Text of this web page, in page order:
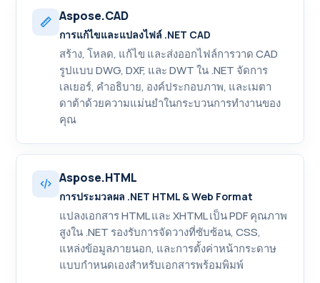
Aspose.CAD
การแก้ไขและแปลงไฟล์ .NET CAD
สร้าง, โหลด, แก้ไข และส่งออกไฟล์การวาด CAD
รูปแบบ DWG, DXF, และ DWT ใน .NET จัดการ
เลเยอร์, คำอธิบาย, องค์ประกอบภาพ, และเมตา
ดาต้าด้วยความแม่นยำในกระบวนการทำงานของ
คุณ
Aspose.HTML
การประมวลผล .NET HTML & Web Format
แปลงเอกสาร HTML และ XHTML เป็น PDF คุณภาพ
สูงใน .NET รองรับการจัดวางที่ซับซ้อน, CSS,
แหล่งข้อมูลภายนอก, และการตั้งค่าหน้ากระดาษ
แบบกำหนดเองสำหรับเอกสารพร้อมพิมพ์